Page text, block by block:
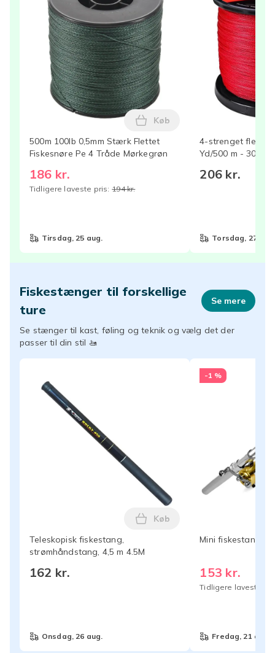
500m 100lb 0,5mm Stærk Flettet
Fiskesnøre Pe 4 Tråde Mørkegrøn
186 kr.
Tidligere laveste pris: 194 kr.
Læg 500m 100lb 0,5mm
Køb
tirsdag, 25 aug.
4-strenget flettet
Yd/500 m - 30 LB/
206 kr.
torsdag, 27 aug.
Fiskestænger til forskellige
ture
Se mere
Se stænger til kast, føling og teknik og vælg det der
passer til din stil 🚤
Teleskopisk fiskestang,
strømhåndstang, 4,5 m 4.5M
162 kr.
Læg Teleskopisk
Køb
onsdag, 26 aug.
-1 %
Mini fiskestang i
153 kr.
Tidligere laveste
fredag, 21 aug.